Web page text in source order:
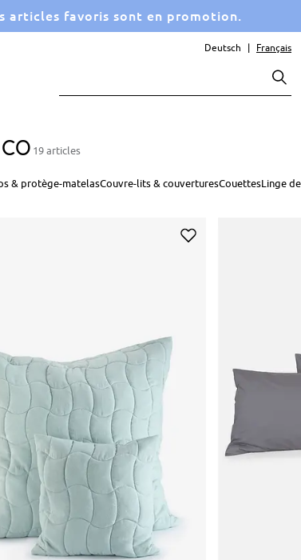
articles favoris sont en promotion.
Deutsch Français
co 19 articles
& protège-matelasCouvre-lits & couverturesCouettesLinge